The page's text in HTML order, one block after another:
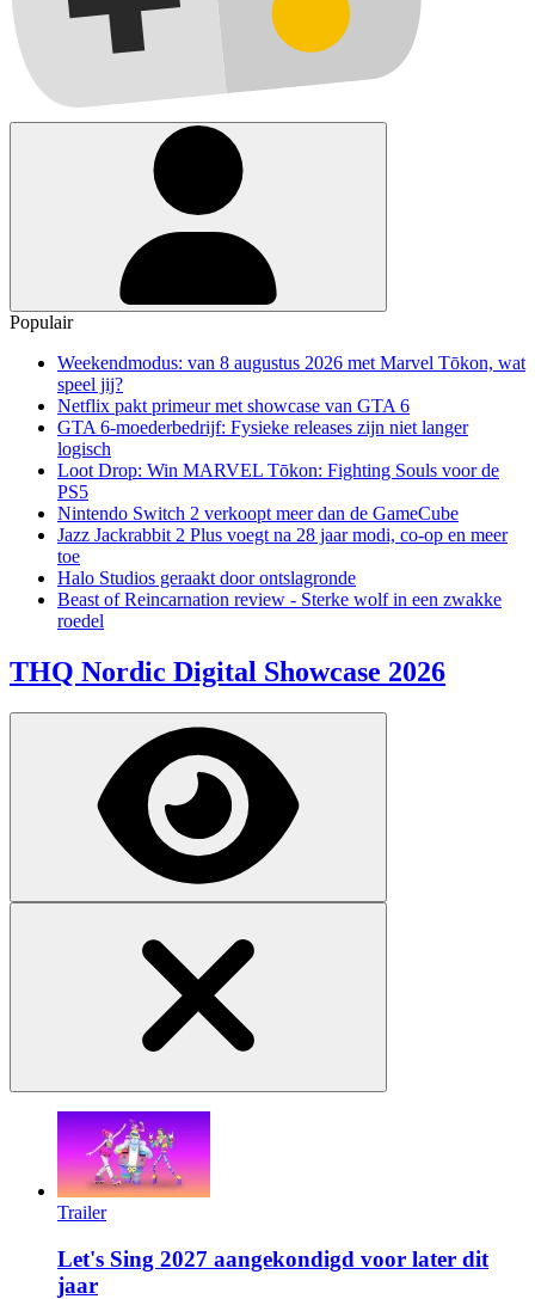
Populair
Weekendmodus: van 8 augustus 2026 met Marvel Tōkon, wat
speel jij?
Netflix pakt primeur met showcase van GTA 6
GTA 6-moederbedrijf: Fysieke releases zijn niet langer
logisch
Loot Drop: Win MARVEL Tōkon: Fighting Souls voor de
PS5
Nintendo Switch 2 verkoopt meer dan de GameCube
Jazz Jackrabbit 2 Plus voegt na 28 jaar modi, co-op en meer
toe
Halo Studios geraakt door ontslagronde
Beast of Reincarnation review - Sterke wolf in een zwakke
roedel
THQ Nordic Digital Showcase 2026
Trailer
Let's Sing 2027 aangekondigd voor later dit
jaar